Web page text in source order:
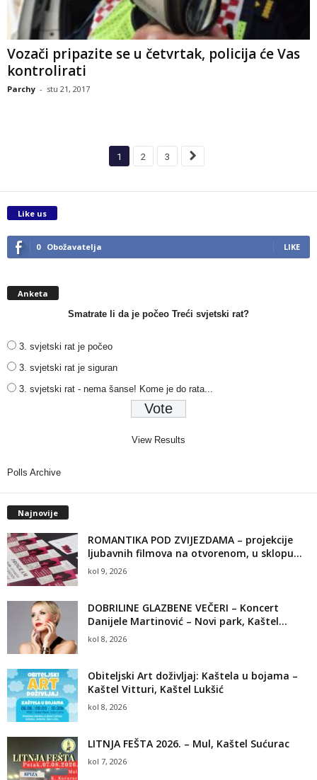
Vozači pripazite se u četvrtak, policija će Vas
kontrolirati
Parchy - stu 21, 2017
1 2 3
Like us
0 Obožavatelja LIKE
Anketa
Smatrate li da je počeo Treći svjetski rat?
3. svjetski rat je počeo
3. svjetski rat je siguran
3. svjetski rat - nema šanse! Kome je do rata...
View Results
Polls Archive
Najnovije
ROMANTIKA POD ZVIJEZDAMA – projekcije
ljubavnih filmova na otvorenom, u sklopu...
kol 9, 2026
DOBRILINE GLAZBENE VEČERI – Koncert
Danijele Martinović – Novi park, Kaštel...
kol 8, 2026
Obiteljski Art doživljaj: Kaštela u bojama –
Kaštel Vitturi, Kaštel Lukšić
kol 8, 2026
LITNJA FEŠTA 2026. – Mul, Kaštel Sućurac
kol 7, 2026